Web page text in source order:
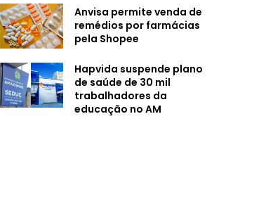
Anvisa permite venda de
remédios por farmácias
pela Shopee
Hapvida suspende plano
de saúde de 30 mil
trabalhadores da
educação no AM